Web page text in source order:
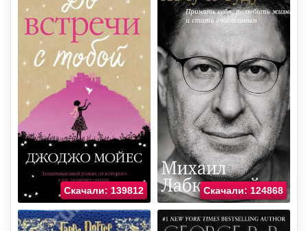
Скачали: 139812 Скачали: 124868